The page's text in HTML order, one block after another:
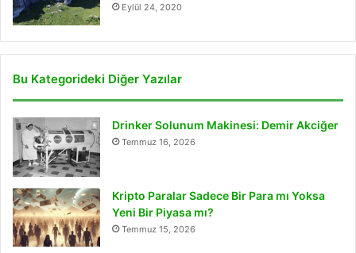
Eylül 24, 2020
Bu Kategorideki Diğer Yazılar
Drinker Solunum Makinesi: Demir Akciğer
Temmuz 16, 2026
Kripto Paralar Sadece Bir Para mı Yoksa
Yeni Bir Piyasa mı?
Temmuz 15, 2026